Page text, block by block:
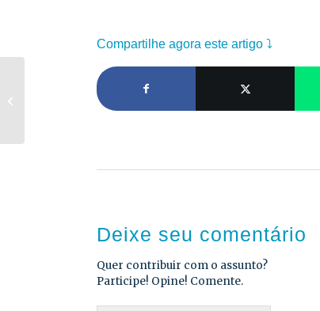
Compartilhe agora este artigo ⤵
Deixe seu comentário
Quer contribuir com o assunto?
Participe! Opine! Comente.
Como transformar
sua pequena ou